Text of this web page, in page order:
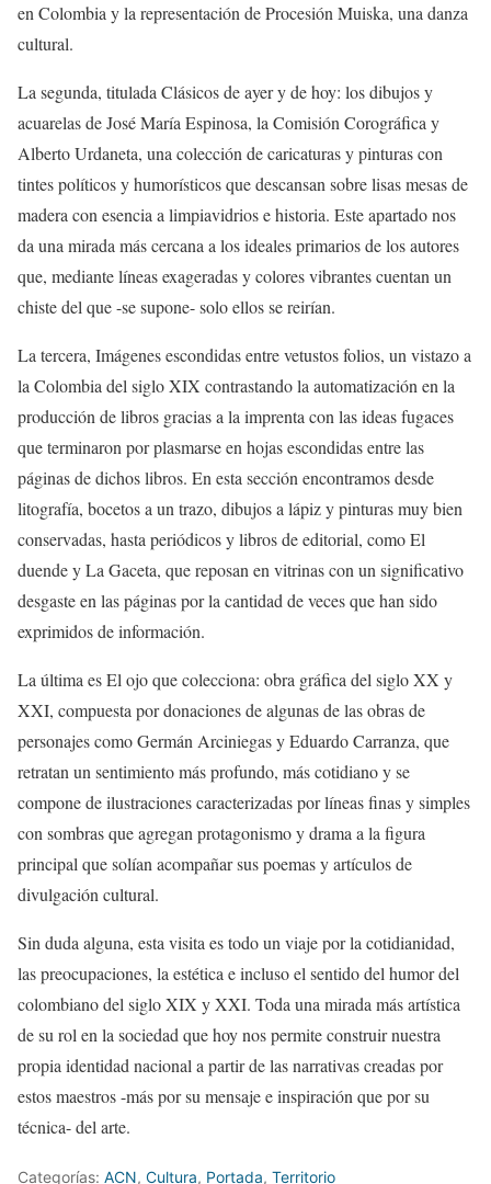
en Colombia y la representación de Procesión Muiska, una danza
cultural.
La segunda, titulada Clásicos de ayer y de hoy: los dibujos y
acuarelas de José María Espinosa, la Comisión Corográfica y
Alberto Urdaneta, una colección de caricaturas y pinturas con
tintes políticos y humorísticos que descansan sobre lisas mesas de
madera con esencia a limpiavidrios e historia. Este apartado nos
da una mirada más cercana a los ideales primarios de los autores
que, mediante líneas exageradas y colores vibrantes cuentan un
chiste del que -se supone- solo ellos se reirían.
La tercera, Imágenes escondidas entre vetustos folios, un vistazo a
la Colombia del siglo XIX contrastando la automatización en la
producción de libros gracias a la imprenta con las ideas fugaces
que terminaron por plasmarse en hojas escondidas entre las
páginas de dichos libros. En esta sección encontramos desde
litografía, bocetos a un trazo, dibujos a lápiz y pinturas muy bien
conservadas, hasta periódicos y libros de editorial, como El
duende y La Gaceta, que reposan en vitrinas con un significativo
desgaste en las páginas por la cantidad de veces que han sido
exprimidos de información.
La última es El ojo que colecciona: obra gráfica del siglo XX y
XXI, compuesta por donaciones de algunas de las obras de
personajes como Germán Arciniegas y Eduardo Carranza, que
retratan un sentimiento más profundo, más cotidiano y se
compone de ilustraciones caracterizadas por líneas finas y simples
con sombras que agregan protagonismo y drama a la figura
principal que solían acompañar sus poemas y artículos de
divulgación cultural.
Sin duda alguna, esta visita es todo un viaje por la cotidianidad,
las preocupaciones, la estética e incluso el sentido del humor del
colombiano del siglo XIX y XXI. Toda una mirada más artística
de su rol en la sociedad que hoy nos permite construir nuestra
propia identidad nacional a partir de las narrativas creadas por
estos maestros -más por su mensaje e inspiración que por su
técnica- del arte.
Categorías: ACN, Cultura, Portada, Territorio